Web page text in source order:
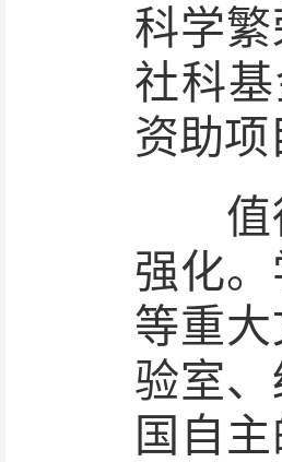
科学
社科
资助项
值得
强化
等重
验室
国自